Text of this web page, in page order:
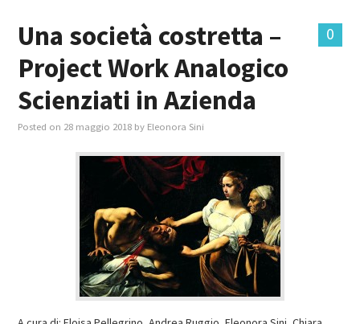
0
Una società costretta –
Project Work Analogico
Scienziati in Azienda
Posted on 28 maggio 2018 by Eleonora Sini